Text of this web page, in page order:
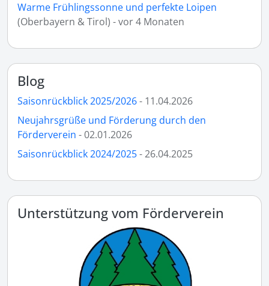
Warme Frühlingssonne und perfekte Loipen
(Oberbayern & Tirol) - vor 4 Monaten
Blog
Saisonrückblick 2025/2026- 11.04.2026
Neujahrsgrüße und Förderung durch den
Förderverein - 02.01.2026
Saisonrückblick 2024/2025- 26.04.2025
Unterstützung vom Förderverein